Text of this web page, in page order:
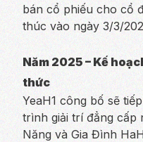
bán cổ phiếu cho cổ
thúc vào ngày 3/3/
Năm 2025 – Kế
thức
YeaH1 công bố sẽ
trình giải trí đẳng cấp
Năng và Gia Đình